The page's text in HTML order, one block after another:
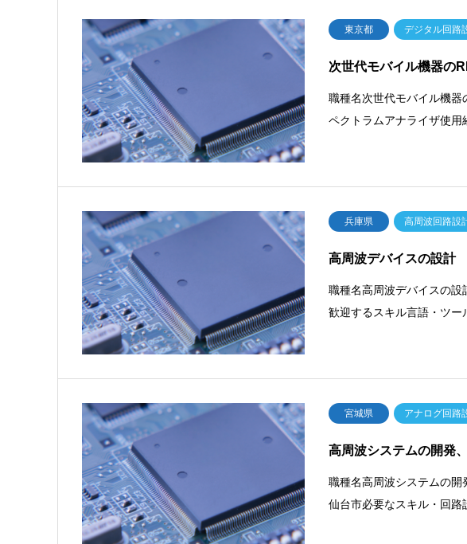
東京都 デジタル回路
次世代モバイル機器の
職種名次世代モバイル機器
ペクトラムアナライザ使用
兵庫県 高周波回路設
高周波デバイスの設計
職種名高周波デバイスの
歓迎するスキル言語・ツー
宮城県 アナログ回路
高周波システムの開発
職種名高周波システムの
仙台市必要なスキル・回路